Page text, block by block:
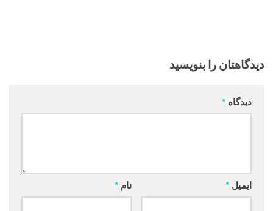
دیدگاهتان را بنویسید
دیدگاه *
نام * ایمیل *